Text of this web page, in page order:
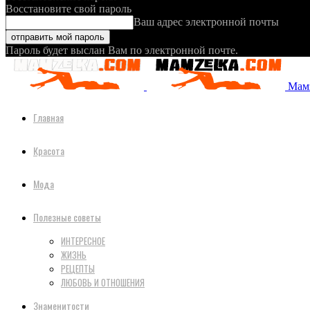
Восстановите свой пароль
Ваш адрес электронной почты
Пароль будет выслан Вам по электронной почте.
Главная
Красота
Мода
Полезные советы
ИНТЕРЕСНОЕ
ЖИЗНЬ
РЕЦЕПТЫ
ЛЮБОВЬ И ОТНОШЕНИЯ
Знаменитости